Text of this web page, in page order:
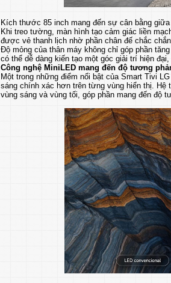
Kích thước 85 inch mang đến sự cân bằng
Khi treo tường, màn hình tạo cảm giác liền
được vẻ thanh lịch nhờ phần chân đế chắc chắn.
Độ mỏng của thân máy không chỉ góp phần
có thể dễ dàng kiến tạo một góc giải trí hiện
Công nghệ MiniLED mang đến độ tương
Một trong những điểm nổi bật của Smart Tivi
sáng chính xác hơn trên từng vùng hiển thị. Hệ
vùng sáng và vùng tối, góp phần mang đến độ